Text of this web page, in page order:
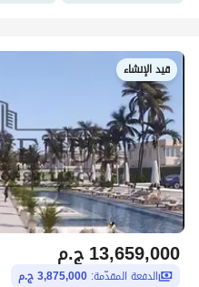
قيد الإنشاء
ج.م13,659,000
الدفعة المقدّمة: 3,875,000 ج.م